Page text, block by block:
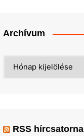
Archívum
RSS hírcsatorna